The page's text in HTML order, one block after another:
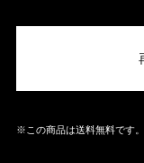
※この商品は送料無料です。